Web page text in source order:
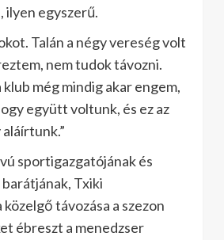
ilyen egyszerű.
Talán a négy vereség volt
nem tudok távozni.
még mindig akar engem,
együtt voltunk, és ez az
sportigazgatójának és
Txiki
távozása a szezon
ébreszt a menedzser